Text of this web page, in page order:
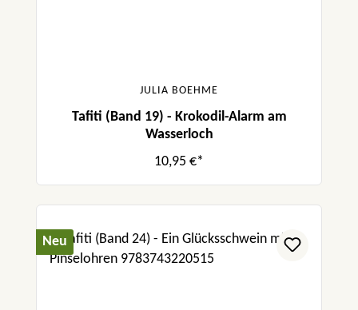
JULIA BOEHME
Tafiti (Band 19) - Krokodil-Alarm am
Wasserloch
10,95 €*
Neu